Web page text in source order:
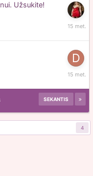
Užsukite!
2010
SEKANTIS
4